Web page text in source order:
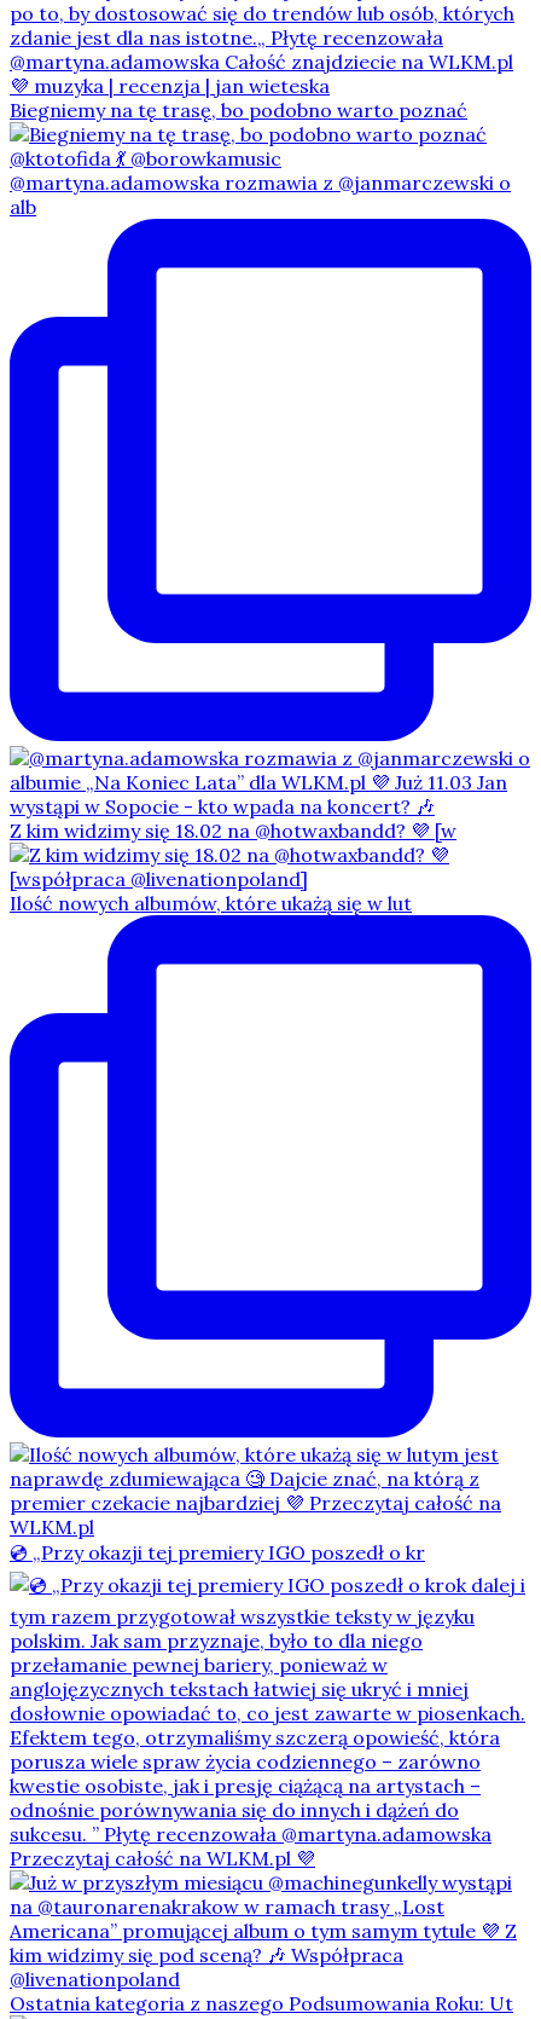
Biegniemy na tę trasę, bo podobno warto poznać
@martyna.adamowska rozmawia z @janmarczewski o
alb
Z kim widzimy się 18.02 na @hotwaxbandd? 💜 [w
Ilość nowych albumów, które ukażą się w lut
💿 „Przy okazji tej premiery IGO poszedł o kr
Ostatnia kategoria z naszego Podsumowania Roku: Ut